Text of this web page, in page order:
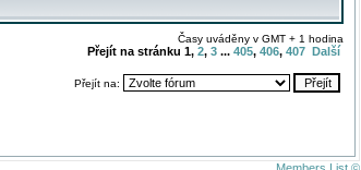
Časy uváděny v GMT + 1 hodina
Přejít na stránku 1, 2, 3 ... 405, 406, 407 Další
Přejít na: